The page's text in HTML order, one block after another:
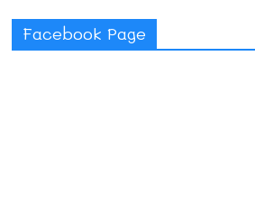
Facebook Page